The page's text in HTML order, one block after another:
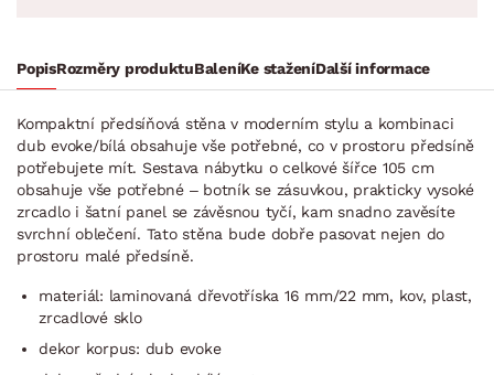
PopisRozměry produktuBaleníKe staženíDalší informace
Kompaktní předsíňová stěna v moderním stylu a kombinaci
dub evoke/bílá obsahuje vše potřebné, co v prostoru předsíně
potřebujete mít. Sestava nábytku o celkové šířce 105 cm
obsahuje vše potřebné – botník se zásuvkou, prakticky vysoké
zrcadlo i šatní panel se závěsnou tyčí, kam snadno zavěsíte
svrchní oblečení. Tato stěna bude dobře pasovat nejen do
prostoru malé předsíně.
materiál: laminovaná dřevotříska 16 mm/22 mm, kov, plast,
zrcadlové sklo
dekor korpus: dub evoke